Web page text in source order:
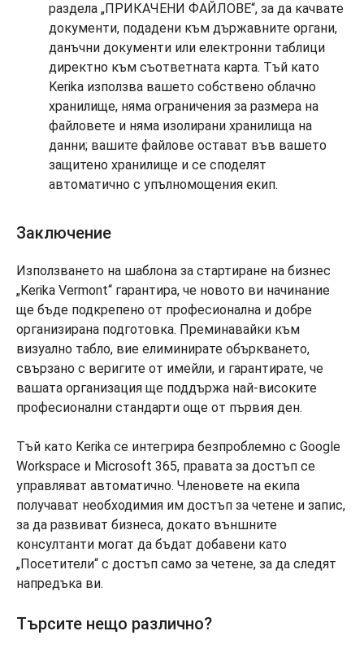
раздела „ПРИКАЧЕНИ ФАЙЛОВЕ“, за да качвате
документи, подадени към държавните органи,
данъчни документи или електронни таблици
директно към съответната карта. Тъй като
Kerika използва вашето собствено облачно
хранилище, няма ограничения за размера на
файловете и няма изолирани хранилища на
данни; вашите файлове остават във вашето
защитено хранилище и се споделят
автоматично с упълномощения екип.
Заключение
Използването на шаблона за стартиране на бизнес
„Kerika Vermont“ гарантира, че новото ви начинание
ще бъде подкрепено от професионална и добре
организирана подготовка. Преминавайки към
визуално табло, вие елиминирате объркването,
свързано с веригите от имейли, и гарантирате, че
вашата организация ще поддържа най-високите
професионални стандарти още от първия ден.
Тъй като Kerika се интегрира безпроблемно с Google
Workspace и Microsoft 365, правата за достъп се
управляват автоматично. Членовете на екипа
получават необходимия им достъп за четене и запис,
за да развиват бизнеса, докато външните
консултанти могат да бъдат добавени като
„Посетители“ с достъп само за четене, за да следят
напредъка ви.
Търсите нещо различно?